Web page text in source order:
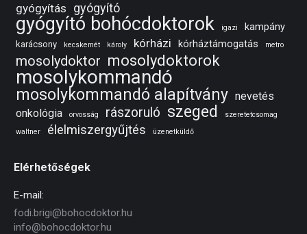
gyógyítás gyógyító
gyógyító bohócdoktorok igazi kampány
karácsony kecskemét károly kórházi kórháztámogatás metro
mosolydoktor mosolydoktorok
mosolykommandó
mosolykommandó alapítvány nevetés
onkológia
orvosság rászoruló szeged
szeretetcsomag
waltner
élelmiszergyűjtés üzenetküldő
Elérhetőségek
E-mail:
fodi.brigi@bohocdoktor.hu
info@bohocdoktor.hu